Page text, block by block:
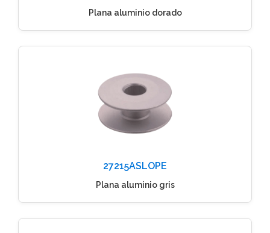
Plana aluminio dorado
27215ASLOPE
Plana aluminio gris